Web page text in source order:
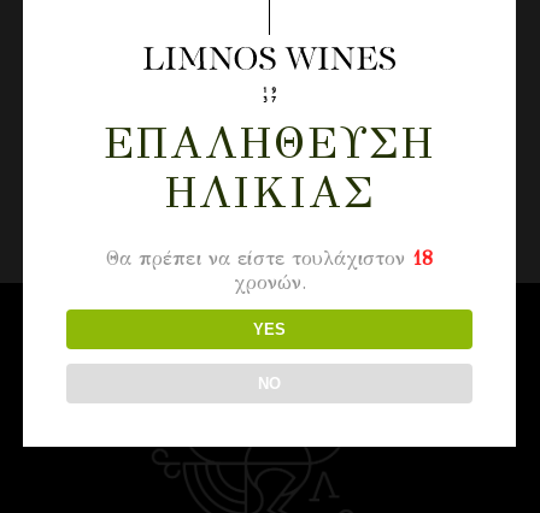
ΕΠΑΛΉΘΕΥΣΗ
ΗΛΙΚΊΑΣ
Θα πρέπει να είστε τουλάχιστον 18
χρονών.
YES
NO